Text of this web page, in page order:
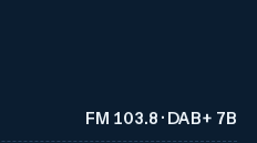
FM 103.8 · DAB+ 7B